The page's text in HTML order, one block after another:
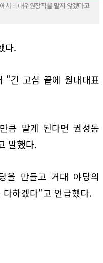
서 비대위원장직을 맡지 않겠다고
다.
"긴 고심 끝에 원내대표
큼 맡게 된다면 권성동
말했다.
을 만들고 거대 야당의
다하겠다"고 언급했다.